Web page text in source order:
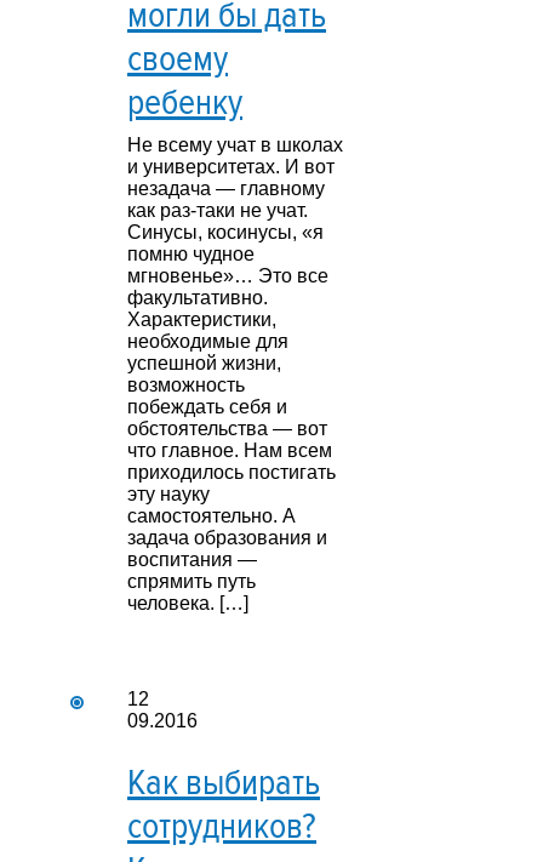
могли бы дать
своему
ребенку
Не всему учат в школах
и университетах. И вот
незадача — главному
как раз-таки не учат.
Синусы, косинусы, «я
помню чудное
мгновенье»… Это все
факультативно.
Характеристики,
необходимые для
успешной жизни,
возможность
побеждать себя и
обстоятельства — вот
что главное. Нам всем
приходилось постигать
эту науку
самостоятельно. А
задача образования и
воспитания —
спрямить путь
человека. […]
12
09.2016
Как выбирать
сотрудников?